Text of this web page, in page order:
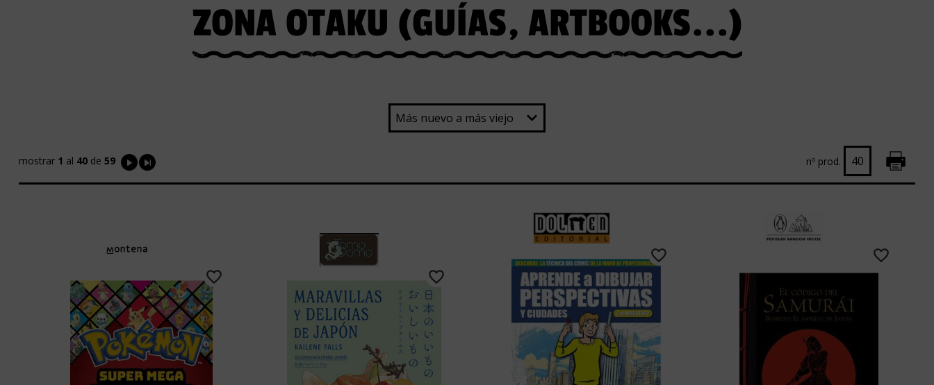
ZONA OTAKU (GUÍAS, ARTBOOKS...)
mostrar 1 al 40de 59 nº prod.